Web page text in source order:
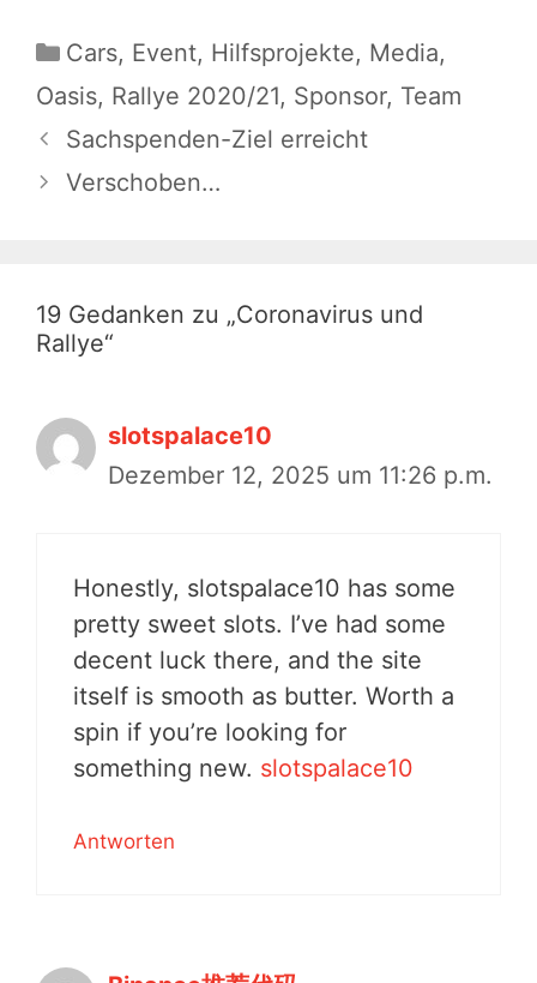
Kategorien
Cars, Event, Hilfsprojekte, Media,
Oasis, Rallye 2020/21, Sponsor, Team
Beitrags-
Navigation
Sachspenden-Ziel erreicht
Verschoben…
19 Gedanken zu „Coronavirus und
Rallye“
slotspalace10
Dezember 12, 2025 um 11:26 p.m.
Honestly, slotspalace10 has some
pretty sweet slots. I’ve had some
decent luck there, and the site
itself is smooth as butter. Worth a
spin if you’re looking for
something new. slotspalace10
Antworten